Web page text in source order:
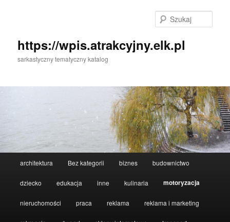
https://wpis.atrakcyjny.elk.pl
sarkastyczny tematyczny katalog
architektura Bez kategorii biznes budownictwo
dziecko edukacja inne kulinaria motoryzacja
nieruchomości praca reklama reklama i marketing